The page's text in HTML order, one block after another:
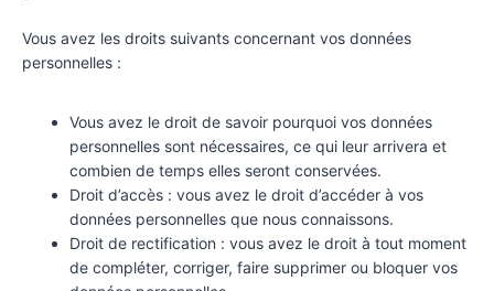
Vous avez les droits suivants concernant vos données
personnelles :
Vous avez le droit de savoir pourquoi vos données
personnelles sont nécessaires, ce qui leur arrivera et
combien de temps elles seront conservées.
Droit d’accès : vous avez le droit d’accéder à vos
données personnelles que nous connaissons.
Droit de rectification : vous avez le droit à tout moment
de compléter, corriger, faire supprimer ou bloquer vos